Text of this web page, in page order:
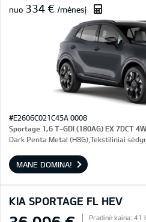
nuo 334 € /mėnesį
#E2606C021C45A 0008
Sportage 1,6 T-GDI (180AG) EX 7DCT
Dark Penta Metal (H8G),Tekstiliniai
MANE DOMINA!
KIA SPORTAGE FL HEV
Pradinė kaina: 41